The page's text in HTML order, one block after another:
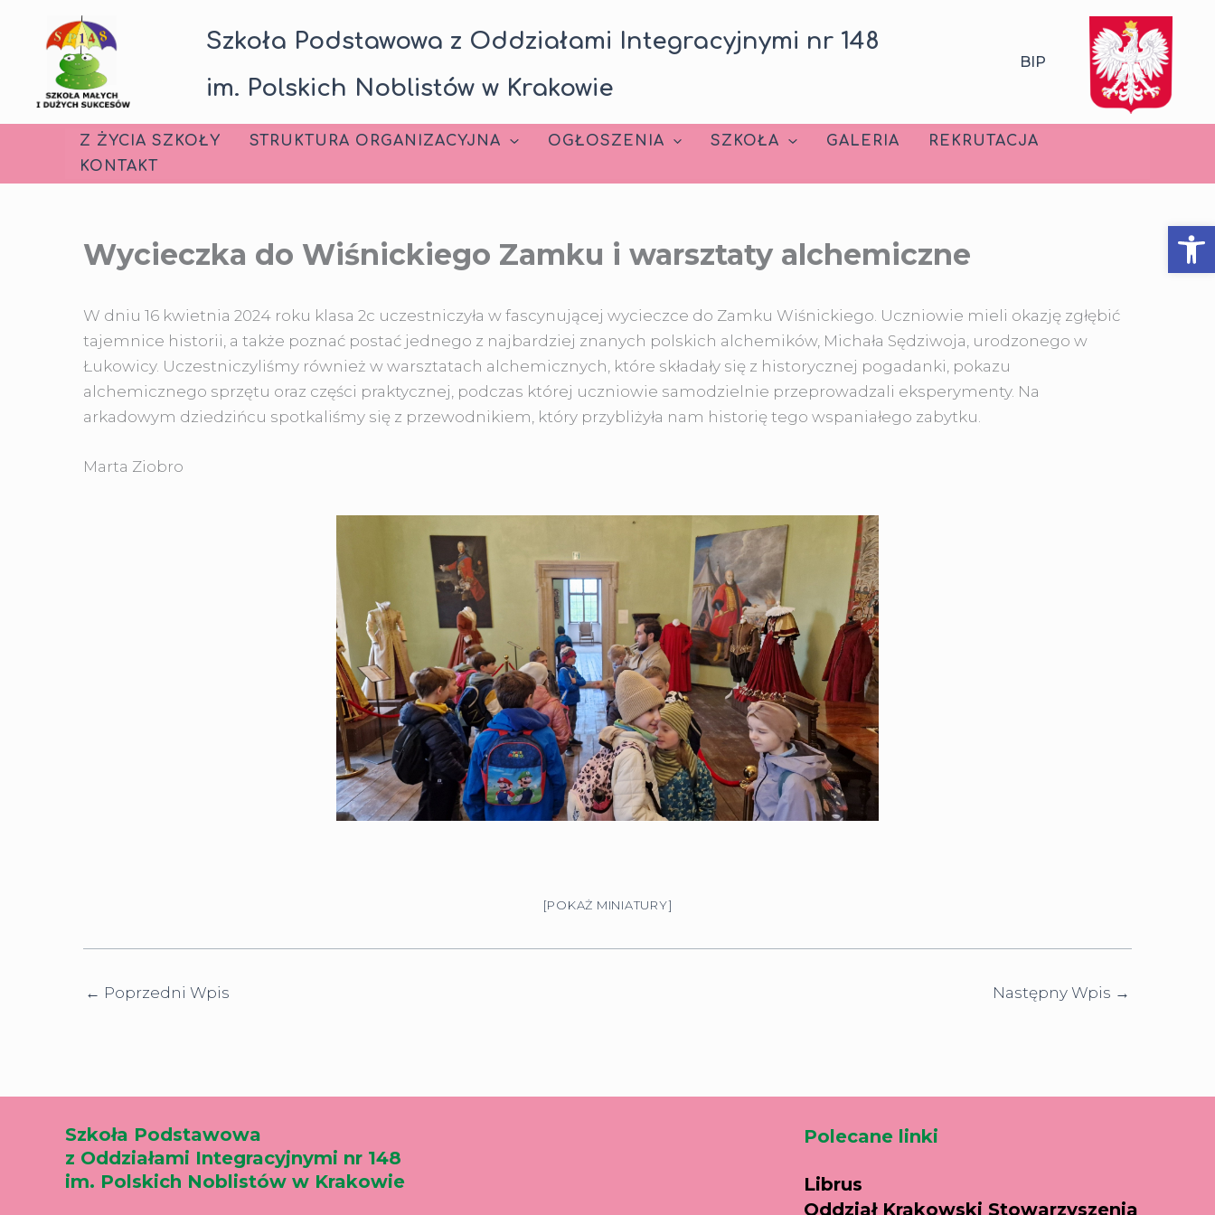
Szkoła Podstawowa z Oddziałami Integracyjnymi nr 148
im. Polskich Noblistów w Krakowie
BIP
Z ŻYCIA SZKOŁY STRUKTURA ORGANIZACYJNA OGŁOSZENIA SZKOŁA GALERIA
REKRUTACJA
KONTAKT
Wycieczka do Wiśnickiego Zamku i warsztaty alchemiczne
W dniu 16 kwietnia 2024 roku klasa 2c uczestniczyła w fascynującej wycieczce do Zamku Wiśnickiego. Uczniowie mieli okazję zgłębić
tajemnice historii, a także poznać postać jednego z najbardziej znanych polskich alchemików, Michała Sędziwoja, urodzonego w
Łukowicy. Uczestniczyliśmy również w warsztatach alchemicznych, które składały się z historycznej pogadanki, pokazu
alchemicznego sprzętu oraz części praktycznej, podczas której uczniowie samodzielnie przeprowadzali eksperymenty. Na
arkadowym dziedzińcu spotkaliśmy się z przewodnikiem, który przybliżyła nam historię tego wspaniałego zabytku.
Marta Ziobro
[POKAŻ MINIATURY]
← Poprzedni Wpis Następny Wpis →
Szkoła Podstawowa
z Oddziałami Integracyjnymi nr 148
im. Polskich Noblistów w Krakowie
Polecane linki
Librus
Oddział Krakowski Stowarzyszenia